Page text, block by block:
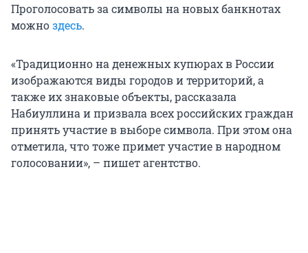
Проголосовать за символы на новых банкнотах
можноздесь.
«Традиционно на денежных купюрах в России
изображаются виды городов и территорий, а
также их знаковые объекты, рассказала
Набиуллина и призвала всех российских граждан
принять участие в выборе символа. При этом она
отметила, что тоже примет участие в народном
голосовании», – пишет агентство.